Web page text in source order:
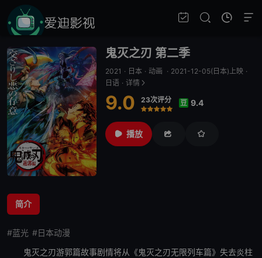
鬼灭之刃 第二季
2021 · 日本 · 动画 · 2021-12-05(日本)上映 ·
日语 · 详情
9.0 23次评分
很差
较差
还行推荐力荐
豆 9.4
播放
简介
#蓝光 #日本动漫
鬼灭之刃游郭篇故事剧情将从《鬼灭之刃无限列车篇》失去炎柱